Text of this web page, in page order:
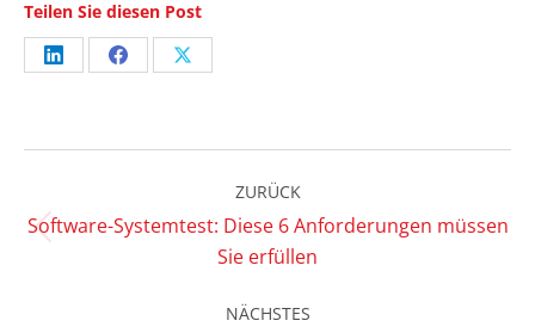
Teilen Sie diesen Post
Share
LinkedIn
Share
Facebook
Share
X
Kommentarnavigation
ZURÜCK
Vorheriger
Beitrag:
Software-Systemtest: Diese 6 Anforderungen müssen
Sie erfüllen
NÄCHSTES